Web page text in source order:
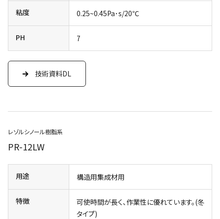
粘度 0.25~0.45Pa･s/20℃
PH 7
技術資料DL
レゾルシノール樹脂系
PR-12LW
用途 構造用集成材用
特徴
可使時間が長く、作業性に優れています。(冬
タイプ)